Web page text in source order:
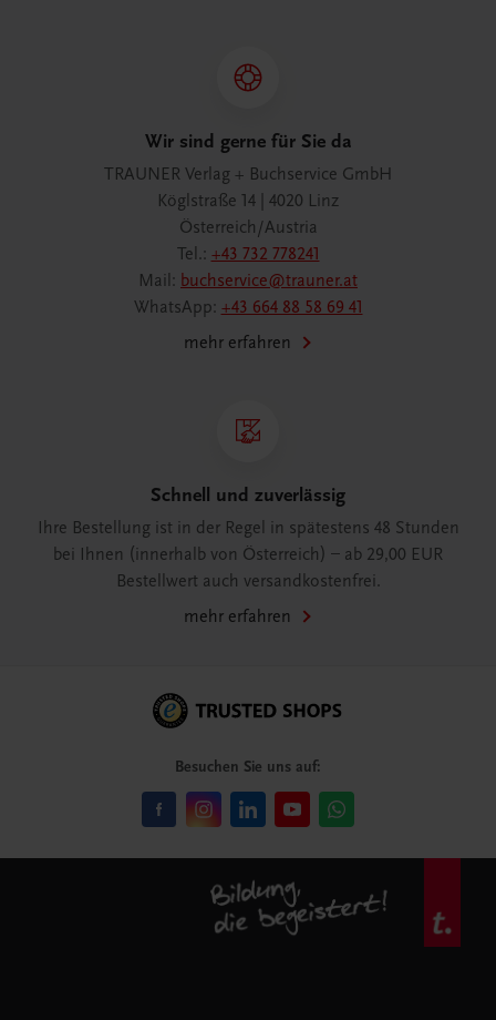
Wir sind gerne für Sie da
TRAUNER Verlag + Buchservice GmbH
Köglstraße 14 | 4020 Linz
Österreich/Austria
Tel.: +43 732 778241
Mail: buchservice@trauner.at
WhatsApp: +43 664 88 58 69 41
mehr erfahren
Schnell und zuverlässig
Ihre Bestellung ist in der Regel in spätestens 48 Stunden
bei Ihnen (innerhalb von Österreich) – ab 29,00 EUR
Bestellwert auch versandkostenfrei.
mehr erfahren
Besuchen Sie uns auf: